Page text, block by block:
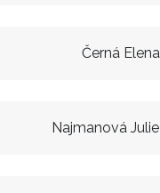
Černá Elena
Najmanová Julie